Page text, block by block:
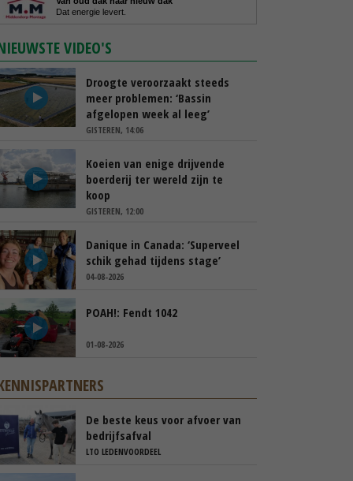
Dat energie levert.
VIDEO'S
Droogte veroorzaakt steeds
meer problemen: ‘Bassin
afgelopen week al leeg’
GISTEREN, 14:06
Koeien van enige drijvende
boerderij ter wereld zijn te
koop
GISTEREN, 12:00
Danique in Canada: ‘Superveel
schik gehad tijdens stage’
04-08-2026
POAH!: Fendt 1042
01-08-2026
De beste keus voor afvoer van
bedrijfsafval
LTO LEDENVOORDEEL